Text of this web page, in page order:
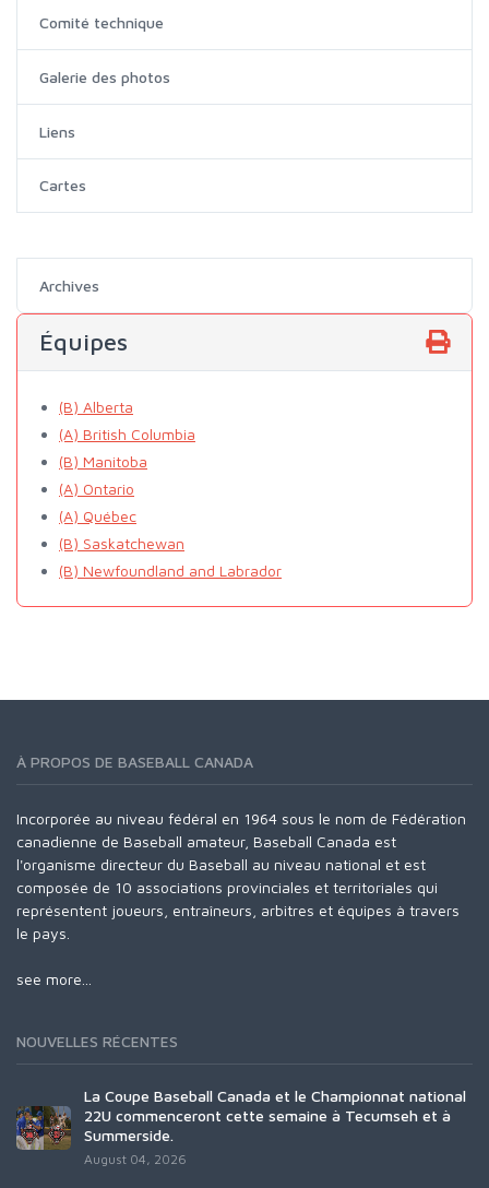
Comité technique
Galerie des photos
Liens
Cartes
Archives
Équipes
(B) Alberta
(A) British Columbia
(B) Manitoba
(A) Ontario
(A) Québec
(B) Saskatchewan
(B) Newfoundland and Labrador
À PROPOS DE BASEBALL CANADA
Incorporée au niveau fédéral en 1964 sous le nom de Fédération
canadienne de Baseball amateur, Baseball Canada est
l'organisme directeur du Baseball au niveau national et est
composée de 10 associations provinciales et territoriales qui
représentent joueurs, entraîneurs, arbitres et équipes à travers
le pays.
see more...
NOUVELLES RÉCENTES
La Coupe Baseball Canada et le Championnat national
22U commenceront cette semaine à Tecumseh et à
Summerside.
August 04, 2026